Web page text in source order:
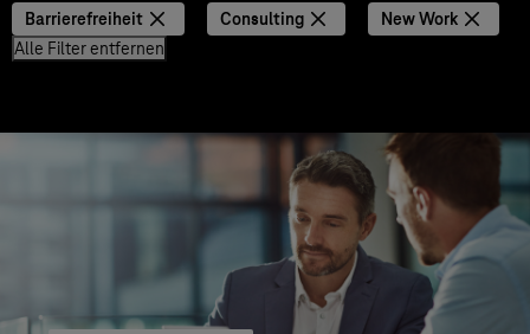
Barrierefreiheit Consulting
New Work
Alle Filter entfernen